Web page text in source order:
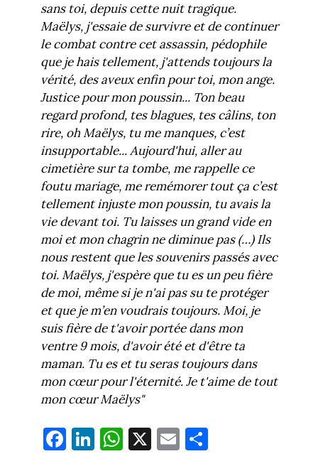
sans toi, depuis cette nuit tragique.
Maëlys, j'essaie de survivre et de continuer
le combat contre cet assassin, pédophile
que je hais tellement, j'attends toujours la
vérité, des aveux enfin pour toi, mon ange.
Justice pour mon poussin... Ton beau
regard profond, tes blagues, tes câlins, ton
rire, oh Maëlys, tu me manques, c’est
insupportable... Aujourd'hui, aller au
cimetière sur ta tombe, me rappelle ce
foutu mariage, me remémorer tout ça c’est
tellement injuste mon poussin, tu avais la
vie devant toi. Tu laisses un grand vide en
moi et mon chagrin ne diminue pas (…) Ils
nous restent que les souvenirs passés avec
toi. Maëlys, j'espère que tu es un peu fière
de moi, même si je n'ai pas su te protéger
et que je m’en voudrais toujours. Moi, je
suis fière de t'avoir portée dans mon
ventre 9 mois, d'avoir été et d'être ta
maman. Tu es et tu seras toujours dans
mon cœur pour l'éternité. Je t'aime de tout
mon cœur Maëlys"
Fa Li W X E Pa